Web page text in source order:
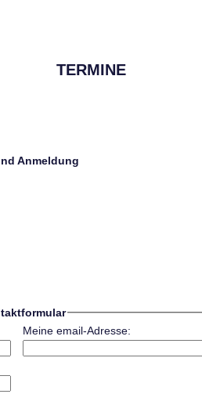
TERMINE
Anmeldung
Meine email-Adresse: